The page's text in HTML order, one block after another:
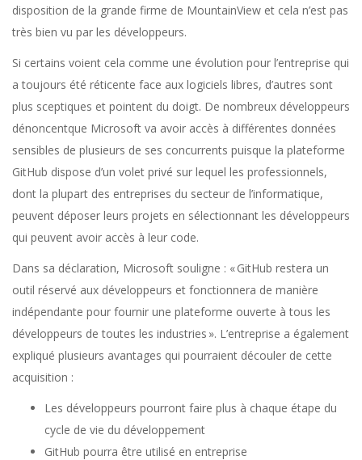
disposition de la grande firme de MountainView et cela n’est pas
très bien vu par les développeurs.
Si certains voient cela comme une évolution pour l’entreprise qui
a toujours été réticente face aux logiciels libres, d’autres sont
plus sceptiques et pointent du doigt. De nombreux développeurs
dénoncentque Microsoft va avoir accès à différentes données
sensibles de plusieurs de ses concurrents puisque la plateforme
GitHub dispose d’un volet privé sur lequel les professionnels,
dont la plupart des entreprises du secteur de l’informatique,
peuvent déposer leurs projets en sélectionnant les développeurs
qui peuvent avoir accès à leur code.
Dans sa déclaration, Microsoft souligne : « GitHub restera un
outil réservé aux développeurs et fonctionnera de manière
indépendante pour fournir une plateforme ouverte à tous les
développeurs de toutes les industries ». L’entreprise a également
expliqué plusieurs avantages qui pourraient découler de cette
acquisition :
Les développeurs pourront faire plus à chaque étape du
cycle de vie du développement
GitHub pourra être utilisé en entreprise